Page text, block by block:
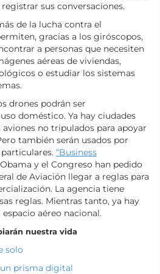
sus conversaciones.
de la lucha contra el
gracias a los giróscopos,
a personas que necesiten
aéreas de viviendas,
o estudiar los sistemas
drones podrán ser
doméstico. Ya hay ciudades
no tripulados para apoyar
también serán usados por
“Business
y el Congreso han pedido
de Aviación llegar a reglas para
La agencia tiene
reglas. Mientras tanto, ya hay
aéreo nacional.
nuestra vida
solo
prisma digital